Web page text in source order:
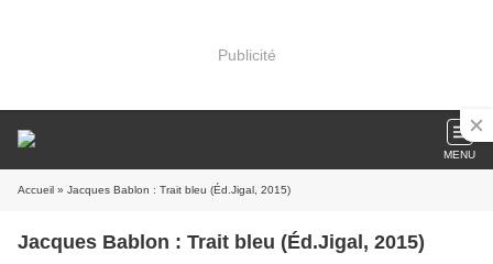
Publicité
MENU
Accueil » Jacques Bablon : Trait bleu (Éd.Jigal, 2015)
Jacques Bablon : Trait bleu (Éd.Jigal, 2015)